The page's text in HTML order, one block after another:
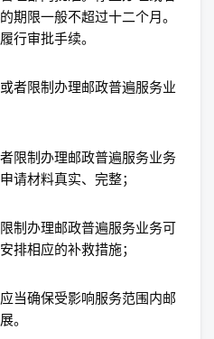
期限一般不超过十二个月。
行审批手续。
限制办理邮政普遍服务业
制办理邮政普遍服务业务
请材料真实、完整；
办理邮政普遍服务业务可
排相应的补救措施；
确保受影响服务范围内邮
。